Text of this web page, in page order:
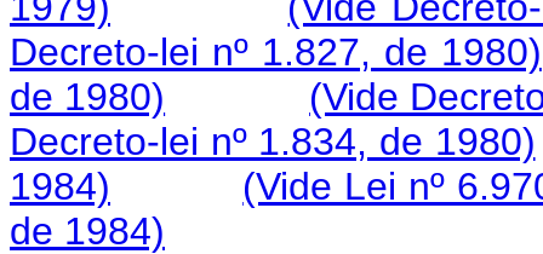
Decreto-lei nº 1.827, de 1980)
de 1980)
(Vide
Decreto-lei nº 1.834, de 1980)
1984)
(Vide Lei nº
de 1984)